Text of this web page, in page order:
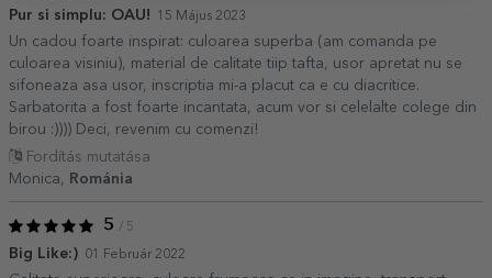
Pur si simplu: OAU! 15 Május 2023
Un cadou foarte inspirat: culoarea superba (am comanda pe
culoarea visiniu), material de calitate tiip tafta, usor apretat nu se
sifoneaza asa usor, inscriptia mi-a placut ca e cu diacritice.
Sarbatorita a fost foarte incantata, acum vor si celelalte colege din
birou :)))) Deci, revenim cu comenzi!
Fordítás mutatása
Monica,
Románia
5 / 5
Big Like:) 01 Február 2022